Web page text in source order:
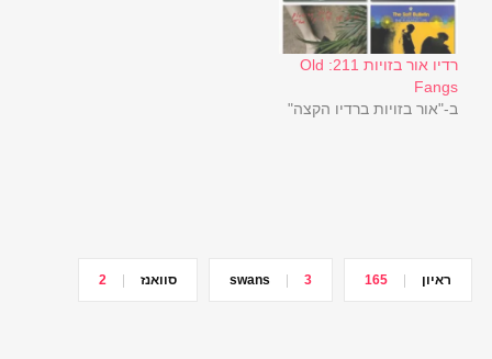
רדיו אור בזויות 211: Old
Fangs
ב-"אור בזויות ברדיו הקצה"
ראיון 165
swans 3 סוואנז 2